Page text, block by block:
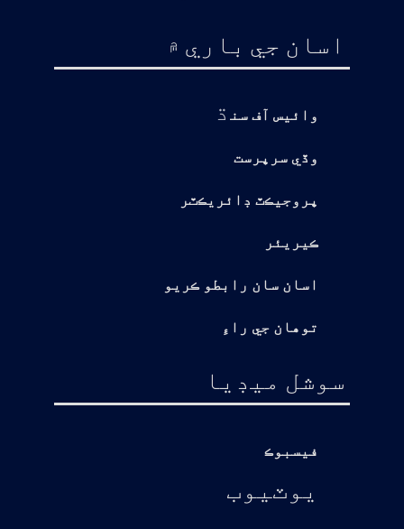
اسان جي باري ۾
وائيس آف سن ڌ
وڏي سرپرست
پروجيڪٽ ڊائريڪٽر
ڪيريئر
اسان سان رابطو ڪريو
توهان جي راءِ
سوشل ميڊيا
فيسبوڪ
يوٽيوب